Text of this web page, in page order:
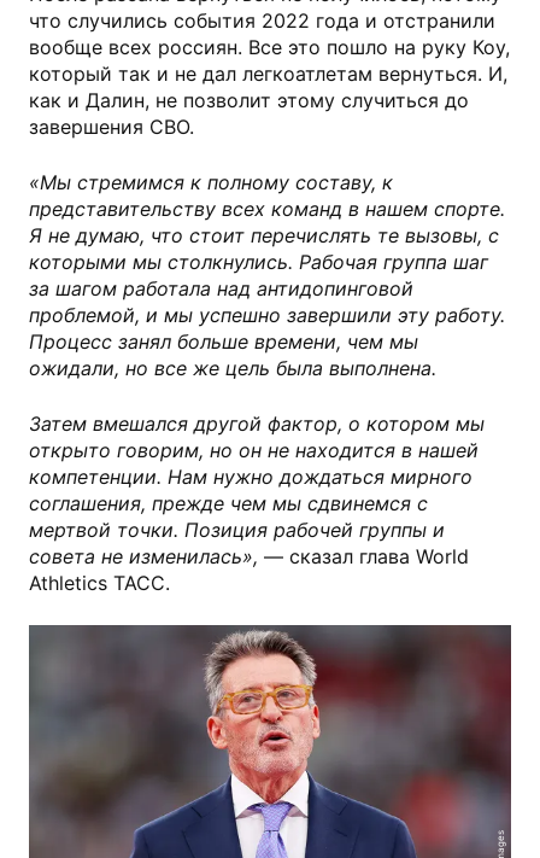
что случились события 2022 года и отстранили
вообще всех россиян. Все это пошло на руку Коу,
который так и не дал легкоатлетам вернуться. И,
как и Далин, не позволит этому случиться до
завершения СВО.
«Мы стремимся к полному составу, к
представительству всех команд в нашем спорте.
Я не думаю, что стоит перечислять те вызовы, с
которыми мы столкнулись. Рабочая группа шаг
за шагом работала над антидопинговой
проблемой, и мы успешно завершили эту работу.
Процесс занял больше времени, чем мы
ожидали, но все же цель была выполнена.
Затем вмешался другой фактор, о котором мы
открыто говорим, но он не находится в нашей
компетенции. Нам нужно дождаться мирного
соглашения, прежде чем мы сдвинемся с
мертвой точки. Позиция рабочей группы и
совета не изменилась», — сказал глава World
Athletics ТАСС.